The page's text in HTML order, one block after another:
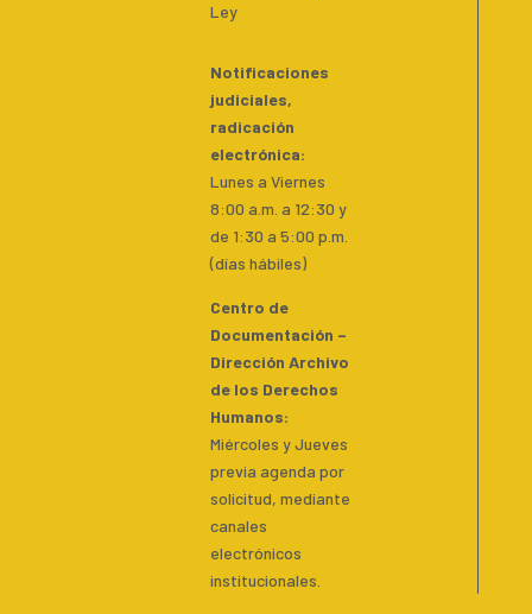
Ley
Notificaciones
judiciales,
radicación
electrónica:
Lunes a Viernes
8:00 a.m. a 12:30 y
de 1:30 a 5:00 p.m.
(días hábiles)
Centro de
Documentación –
Dirección Archivo
de los Derechos
Humanos:
Miércoles y Jueves
previa agenda por
solicitud, mediante
canales
electrónicos
institucionales.